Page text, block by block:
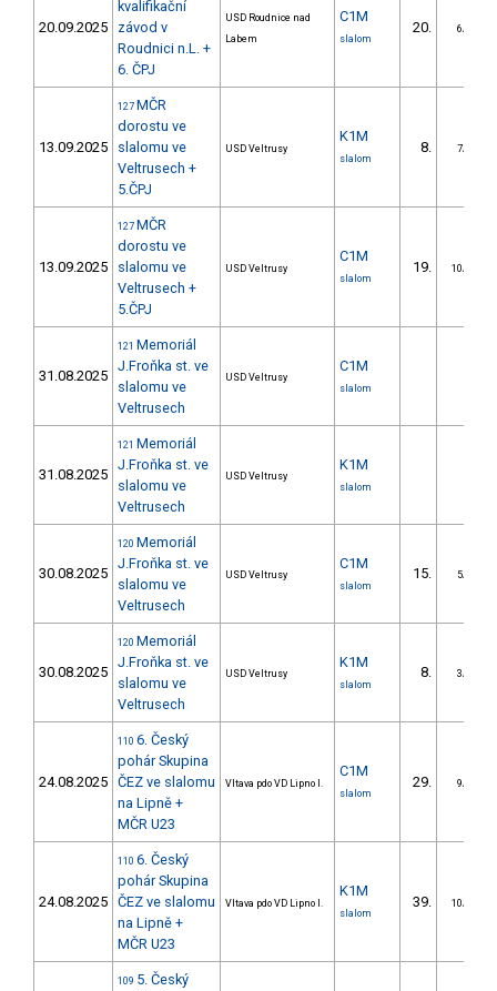
20.09.2025
kvalifikační
závod v
Roudnici n.L. +
6. ČPJ
USD Roudnice nad
Labem
C1M
slalom
20. 6/DS
13.09.2025
127 MČR
dorostu ve
slalomu ve
Veltrusech +
5.ČPJ
USD Veltrusy
K1M
slalom
8. 7/DS
13.09.2025
127 MČR
dorostu ve
slalomu ve
Veltrusech +
5.ČPJ
USD Veltrusy
C1M
slalom
19. 10/DS
31.08.2025
121 Memoriál
J.Froňka st. ve
slalomu ve
Veltrusech
USD Veltrusy
C1M
slalom
31.08.2025
121 Memoriál
J.Froňka st. ve
slalomu ve
Veltrusech
USD Veltrusy
K1M
slalom
30.08.2025
120 Memoriál
J.Froňka st. ve
slalomu ve
Veltrusech
USD Veltrusy
C1M
slalom
15. 5/DS
30.08.2025
120 Memoriál
J.Froňka st. ve
slalomu ve
Veltrusech
USD Veltrusy
K1M
slalom
8. 3/DS
24.08.2025
110 6. Český
pohár Skupina
ČEZ ve slalomu
na Lipně +
MČR U23
Vltava pdo VD Lipno I.
C1M
slalom
29. 9/DS
24.08.2025
110 6. Český
pohár Skupina
ČEZ ve slalomu
na Lipně +
MČR U23
Vltava pdo VD Lipno I.
K1M
slalom
39. 10/DS
109 5. Český